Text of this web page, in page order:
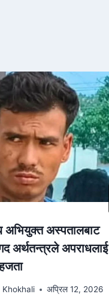
अस्पतालबाट
अर्थतन्त्रले अपराधलाई
Khokhali अप्रिल 12, 2026